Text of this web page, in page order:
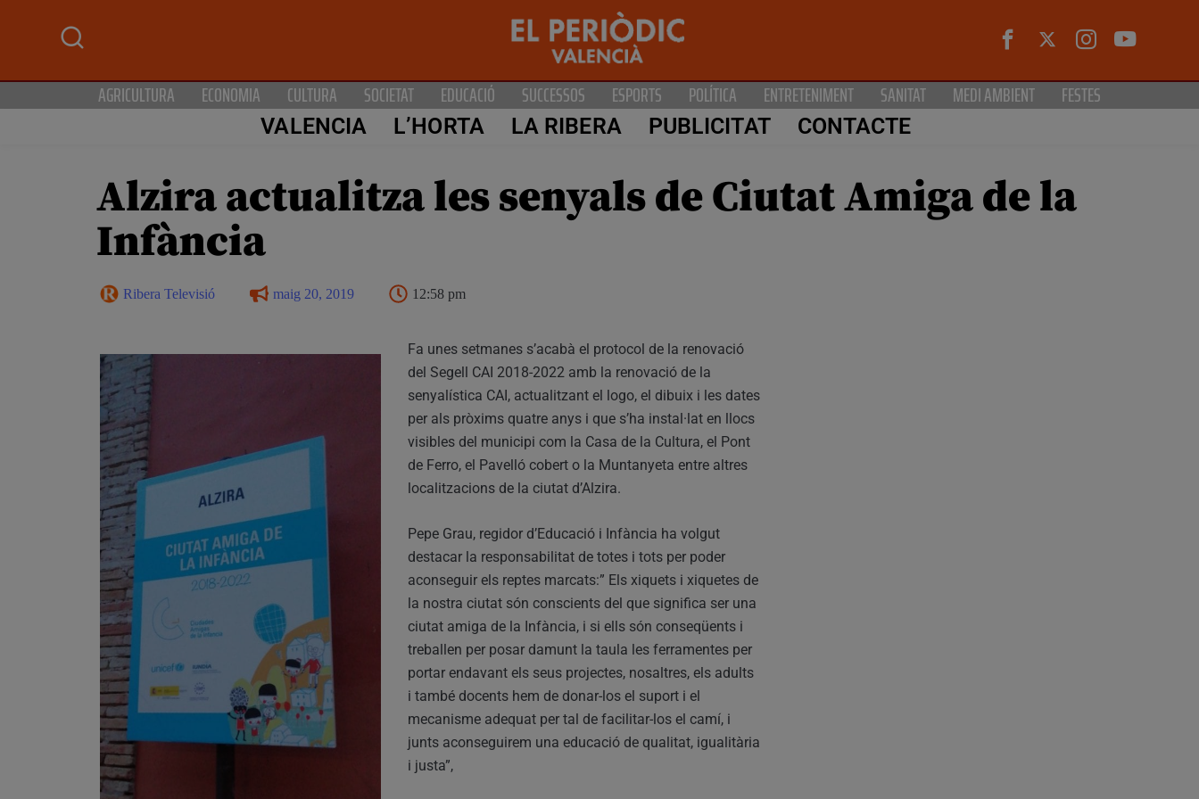
AGRICULTURA ECONOMIA CULTURA SOCIETAT EDUCACIÓ SUCCESSOS ESPORTS POLÍTICA ENTRETENIMENT SANITAT MEDI AMBIENT FESTES
VALENCIA L’HORTA LA RIBERA PUBLICITAT CONTACTE
Alzira actualitza les senyals de Ciutat Amiga de la
Infància
Ribera Televisió maig 20, 2019 12:58 pm
Fa unes setmanes s’acabà el protocol de la renovació
del Segell CAI 2018-2022 amb la renovació de la
senyalística CAI, actualitzant el logo, el dibuix i les dates
per als pròxims quatre anys i que s’ha instal·lat en llocs
visibles del municipi com la Casa de la Cultura, el Pont
de Ferro, el Pavelló cobert o la Muntanyeta entre altres
localitzacions de la ciutat d’Alzira.
Pepe Grau, regidor d’Educació i Infància ha volgut
destacar la responsabilitat de totes i tots per poder
aconseguir els reptes marcats:” Els xiquets i xiquetes de
la nostra ciutat són conscients del que significa ser una
ciutat amiga de la Infància, i si ells són conseqüents i
treballen per posar damunt la taula les ferramentes per
portar endavant els seus projectes, nosaltres, els adults
i també docents hem de donar-los el suport i el
mecanisme adequat per tal de facilitar-los el camí, i
junts aconseguirem una educació de qualitat, igualitària
i justa”,